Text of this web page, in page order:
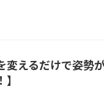
変えるだけで姿